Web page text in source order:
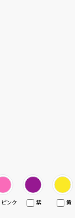
ピンク 紫 黄